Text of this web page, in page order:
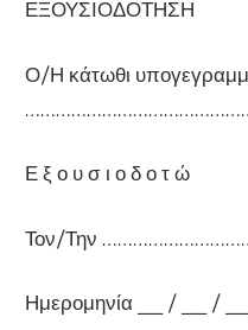
Ο/Η κάτωθι
Ε ξ ο υ σ ι ο δ ο τ ώ
Τον/Την
Ημερομηνία ___ / ___ / ___